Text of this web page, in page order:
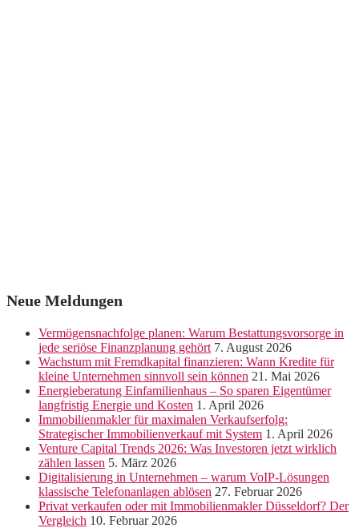
Neue Meldungen
Vermögensnachfolge planen: Warum Bestattungsvorsorge in
jede seriöse Finanzplanung gehört 7. August 2026
Wachstum mit Fremdkapital finanzieren: Wann Kredite für
kleine Unternehmen sinnvoll sein können 21. Mai 2026
Energieberatung Einfamilienhaus – So sparen Eigentümer
langfristig Energie und Kosten 1. April 2026
Immobilienmakler für maximalen Verkaufserfolg:
Strategischer Immobilienverkauf mit System 1. April 2026
Venture Capital Trends 2026: Was Investoren jetzt wirklich
zählen lassen 5. März 2026
Digitalisierung in Unternehmen – warum VoIP-Lösungen
klassische Telefonanlagen ablösen 27. Februar 2026
Privat verkaufen oder mit Immobilienmakler Düsseldorf? Der
Vergleich 10. Februar 2026